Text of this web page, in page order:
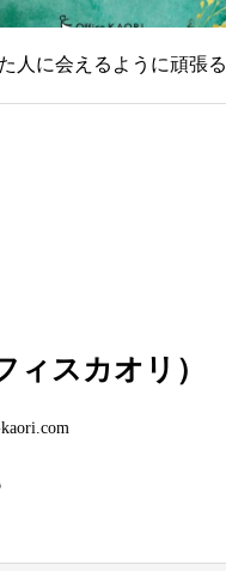
人に会えるように頑張る
ィスカオリ）